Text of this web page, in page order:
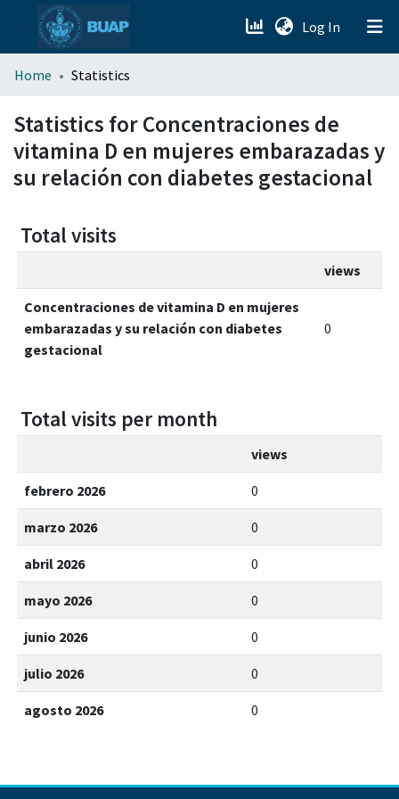
Log In (current)
menu.section.about_menu
All of DSpace
Home Statistics
Statistics for Concentraciones de
vitamina D en mujeres embarazadas y
su relación con diabetes gestacional
Total visits
views
Concentraciones de vitamina D en mujeres
embarazadas y su relación con diabetes
gestacional
0
Total visits per month
views
febrero 2026 0
marzo 2026 0
abril 2026 0
mayo 2026 0
junio 2026 0
julio 2026 0
agosto 2026 0